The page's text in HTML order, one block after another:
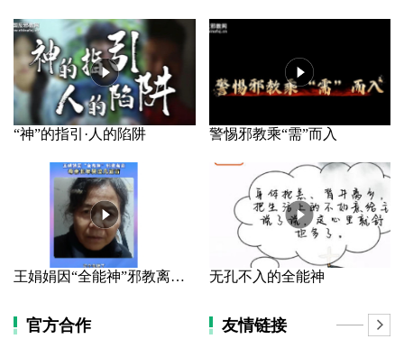
“神”的指引·人的陷阱 警惕邪教乘“需”而入
王娟娟因“全能神”邪教离家 母亲长年哭泣几近盲 无孔不入的全能神
官方合作 友情链接